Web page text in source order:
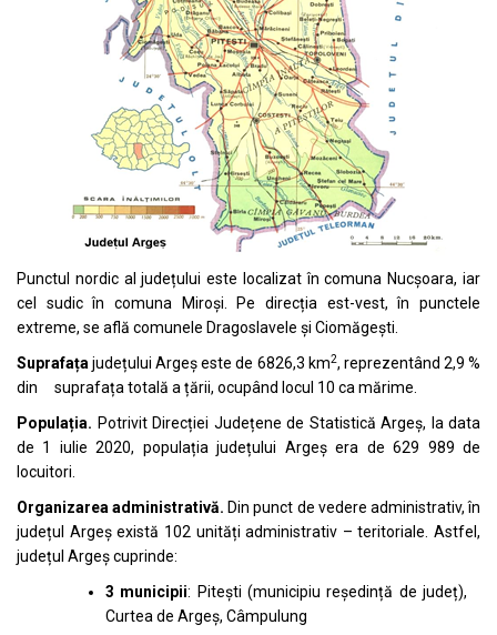
Punctul nordic al județului este localizat în comuna Nucșoara, iar
cel sudic în comuna Miroși. Pe direcția est-vest, în punctele
extreme, se află comunele Dragoslavele și Ciomăgești.
Suprafațajudețului Argeș este de 6826,3 km2, reprezentând 2,9 %
din suprafața totală a țării, ocupând locul 10 ca mărime.
Populația. Potrivit Direcției Județene de Statistică Argeș, la data
de 1 iulie 2020, populația județului Argeș era de 629 989 de
locuitori.
Organizarea administrativă. Din punct de vedere administrativ, în
județul Argeș există 102 unități administrativ – teritoriale. Astfel,
județul Argeș cuprinde:
3 municipii: Pitești (municipiu reședință de județ),
Curtea de Argeș, Câmpulung